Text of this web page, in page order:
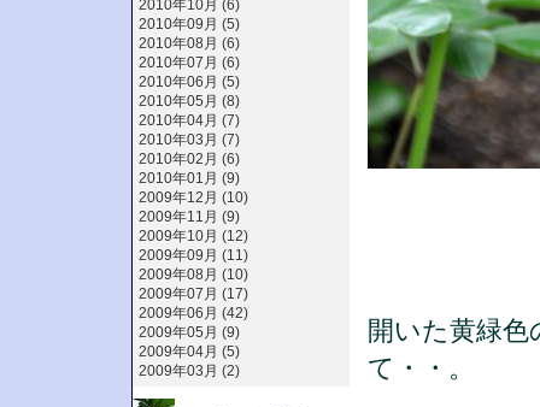
開いた黄緑
て・・。
2010年10月 (6)
2010年09月 (5)
2010年08月 (6)
2010年07月 (6)
2010年06月 (5)
2010年05月 (8)
2010年04月 (7)
2010年03月 (7)
2010年02月 (6)
2010年01月 (9)
2009年12月 (10)
2009年11月 (9)
2009年10月 (12)
2009年09月 (11)
2009年08月 (10)
2009年07月 (17)
2009年06月 (42)
2009年05月 (9)
2009年04月 (5)
2009年03月 (2)